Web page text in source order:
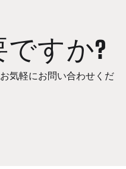
すか?
気軽にお問い合わせくだ